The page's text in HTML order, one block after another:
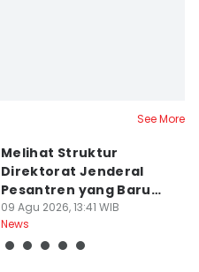
See More
Melihat Struktur
Direktorat Jenderal
Pesantren yang Baru
Berdiri
09 Agu 2026, 13:41 WIB
News